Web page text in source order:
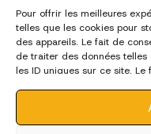
Pour offrir les meilleures
telles que les cookies pour
des appareils. Le fait de
de traiter des données
les ID uniques sur ce site.
Edition